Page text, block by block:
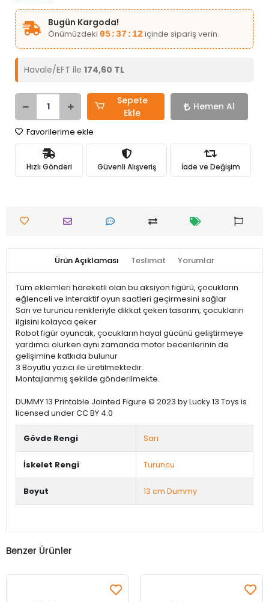
Bugün Kargoda!
Önümüzdeki 05:37:12içinde sipariş verin.
Havale/EFT ile 174,60 TL
Sepete
Ekle
Hemen Al
Favorilerime ekle
Hızlı Gönderi Güvenli Alışveriş İade ve Değişim
Ürün Açıklaması Teslimat Yorumlar
Tüm eklemleri hareketli olan bu aksiyon figürü, çocukların
eğlenceli ve interaktif oyun saatleri geçirmesini sağlar
Sarı ve turuncu renkleriyle dikkat çeken tasarım, çocukların
ilgisini kolayca çeker
Robot figür oyuncak, çocukların hayal gücünü geliştirmeye
yardımcı olurken aynı zamanda motor becerilerinin de
gelişimine katkıda bulunur
3 Boyutlu yazıcı ile üretilmektedir.
Montajlanmış şekilde gönderilmekte.
DUMMY 13 Printable Jointed Figure © 2023 by Lucky 13 Toys is
licensed under CC BY 4.0
Gövde Rengi Sarı
İskelet Rengi Turuncu
Boyut 13 cm Dummy
Benzer Ürünler